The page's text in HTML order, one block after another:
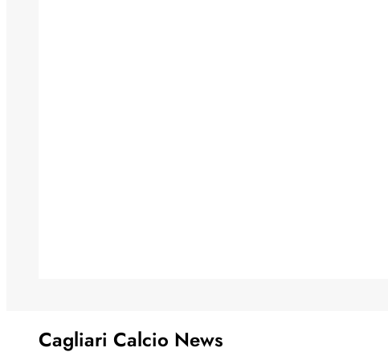
Cagliari Calcio News